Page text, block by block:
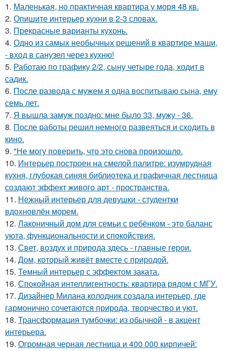
1. Маленькая, но практичная квартира у моря 48 кв.
2. Опишите интерьер кухни в 2-3 словах.
3. Прекрасные варианты кухонь.
4. Одно из самых необычных решений в квартире маши,
- вход в санузел через кухню!
5. Работаю по графику 2/2, сыну четыре года, ходит в
садик.
6. После развода с мужем я одна воспитываю сына, ему
семь лет.
7. Я вышла замуж поздно: мне было 33, мужу - 36.
8. После работы решил немного развеяться и сходить в
кино.
9. "Не могу поверить, что это снова произошло.
10. Интерьер построен на смелой палитре: изумрудная
кухня, глубокая синяя библиотека и графичная лестница
создают эффект живого арт - пространства.
11. Нежный интерьер для девушки - студентки
вдохновлён морем.
12. Лаконичный дом для семьи с ребёнком - это баланс
уюта, функциональности и спокойствия.
13. Свет, воздух и природа здесь - главные герои.
14. Дом, который живёт вместе с природой.
15. Темный интерьер с эффектом заката.
16. Спокойная интеллигентность: квартира рядом с МГУ.
17. Дизайнер Милана колодник создала интерьер, где
гармонично сочетаются природа, творчество и уют.
18. Трансформация тумбочки: из обычной - в акцент
интерьера.
19. Огромная черная лестница и 400 000 кирпичей: